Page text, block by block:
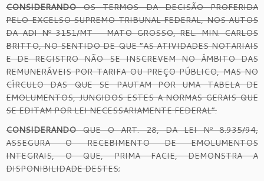
CONSIDERANDOOS TERMOS DA DECISÃO PROFERIDA
PELO EXCELSO SUPREMO TRIBUNAL FEDERAL, NOS AUTOS
DA ADI Nº 3151/MT – MATO GROSSO, REL. MIN. CARLOS
BRITTO, NO SENTIDO DE QUE “AS ATIVIDADES NOTARIAIS
E DE REGISTRO NÃO SE INSCREVEM NO ÂMBITO DAS
REMUNERÁVEIS POR TARIFA OU PREÇO PÚBLICO, MAS NO
CÍRCULO DAS QUE SE PAUTAM POR UMA TABELA DE
EMOLUMENTOS, JUNGIDOS ESTES A NORMAS GERAIS QUE
SE EDITAM POR LEI NECESSARIAMENTE FEDERAL”.
CONSIDERANDOQUE O ART. 28, DA LEI Nº 8.935/94,
ASSEGURA O RECEBIMENTO DE EMOLUMENTOS
INTEGRAIS, O QUE, PRIMA FACIE, DEMONSTRA A
DISPONIBILIDADE DESTES;